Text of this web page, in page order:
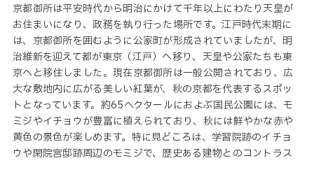
京都御所は平安時代から明治にかけて千年以上にわたり天皇が
お住まいになり、政務を執り行った場所です。江戸時代末期に
は、京都御所を囲むように公家町が形成されていましたが、明
治維新を迎えて都が東京（江戸）へ移り、天皇や公家たちも東
京へと移住しました。現在京都御所は一般公開されており、広
大な敷地内に広がる美しい紅葉が、秋の京都を代表するスポッ
トとなっています。約65ヘクタールにおよぶ国民公園には、モ
ミジやイチョウが豊富に植えられており、秋には鮮やかな赤や
黄色の景色が楽しめます。特に見どころは、学習院跡のイチョ
ウや閑院宮邸跡周辺のモミジで、歴史ある建物とのコントラス